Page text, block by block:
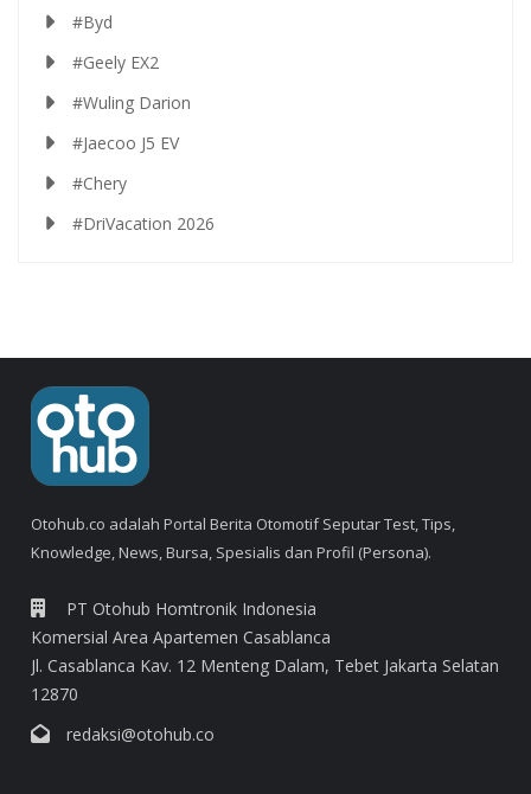
#Byd
#Geely EX2
#Wuling Darion
#Jaecoo J5 EV
#Chery
#DriVacation 2026
Otohub.co adalah Portal Berita Otomotif Seputar Test, Tips,
Knowledge, News, Bursa, Spesialis dan Profil (Persona).
PT Otohub Homtronik Indonesia
Komersial Area Apartemen Casablanca
Jl. Casablanca Kav. 12 Menteng Dalam, Tebet Jakarta Selatan
12870
redaksi@otohub.co